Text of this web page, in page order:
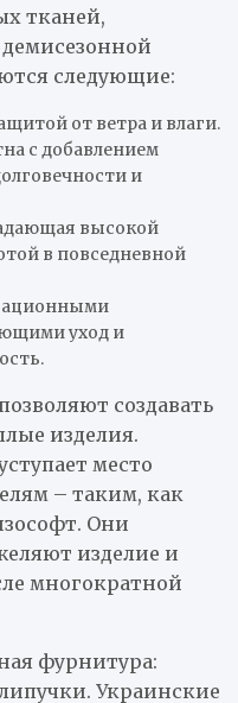
тканей,
следующие:
от ветра и влаги.
с добавлением
и
высокой
в повседневной
уход и
создавать
изделия.
место
– таким, как
Они
изделие и
многократной
фурнитура:
Украинские